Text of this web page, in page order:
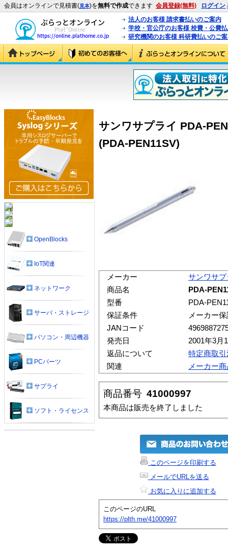
会員はオンラインで見積書(見本)を無料で作成できます 会員登録(無料) ログイン
法人のお客様 請求書払いのご案内
学校・官公庁のお客様 校費・公費
研究機関のお客様 科研費払いのご
サンワサプライ PDA-
(PDA-PEN11SV)
メーカー
サンワサプ
商品名
PDA-
型番
PDA-
保証条件
メーカー
JANコード
発売日
2001年3月
返品について
特定商取
関連
メーカー
商品番号 41000997
本商品は販売を終了しました
このページを印刷する
メールでURLを送る
お気に入りに追加する
このページのURL
https://plth.me/41000997
OpenBlocks
IoT関連
ネットワーク
サーバ・ストレージ
パソコン・周辺機器
PCパーツ
サプライ
ソフト・ライセンス